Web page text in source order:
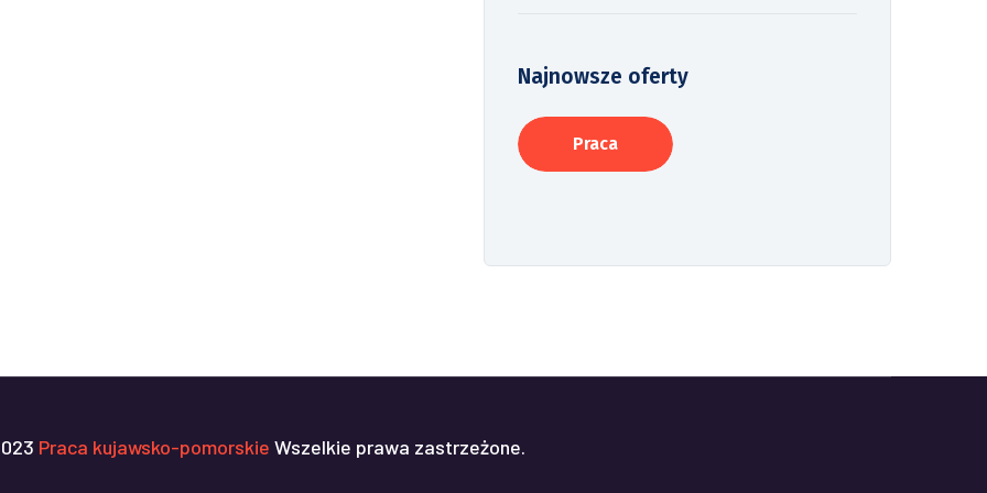
Najnowsze oferty
Praca
Praca kujawsko-pomorskie Wszelkie prawa zastrzeżone.